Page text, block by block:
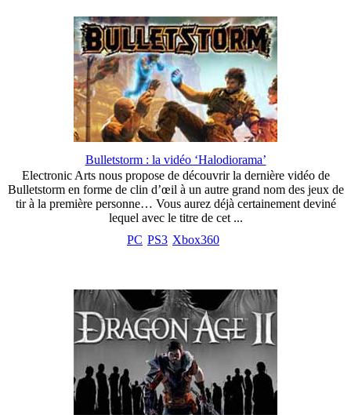
Bulletstorm : la vidéo ‘Halodiorama’
Electronic Arts nous propose de découvrir la dernière vidéo de
Bulletstorm en forme de clin d’œil à un autre grand nom des jeux de
tir à la première personne… Vous aurez déjà certainement deviné
lequel avec le titre de cet ...
PC PS3 Xbox360